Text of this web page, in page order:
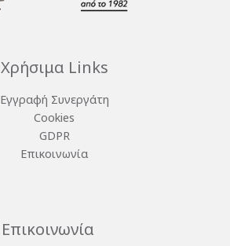
Χρήσιμα Links
Εγγραφή Συνεργάτη
Cookies
GDPR
Επικοινωνία
Επικοινωνία